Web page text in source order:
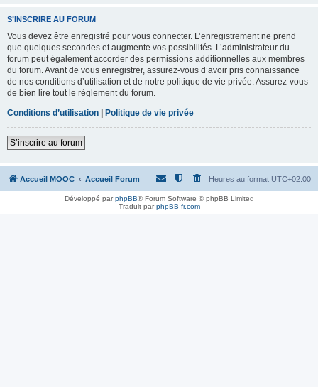
S’INSCRIRE AU FORUM
Vous devez être enregistré pour vous connecter. L’enregistrement ne prend
que quelques secondes et augmente vos possibilités. L’administrateur du
forum peut également accorder des permissions additionnelles aux membres
du forum. Avant de vous enregistrer, assurez-vous d’avoir pris connaissance
de nos conditions d’utilisation et de notre politique de vie privée. Assurez-vous
de bien lire tout le règlement du forum.
Conditions d’utilisation | Politique de vie privée
S’inscrire au forum
Accueil MOOC Accueil Forum Heures au format UTC+02:00
Développé parphpBB® Forum Software © phpBB Limited
Traduit parphpBB-fr.com